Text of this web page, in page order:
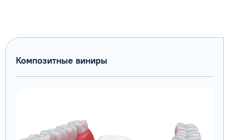
Композитные виниры